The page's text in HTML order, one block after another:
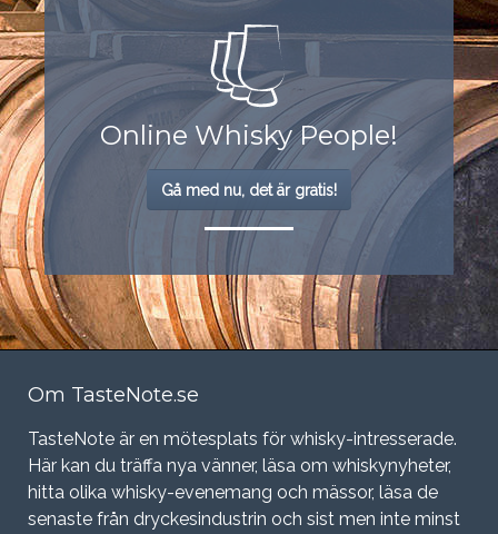
Online Whisky People!
Gå med nu, det är gratis!
Om TasteNote.se
TasteNote är en mötesplats för whisky-intresserade.
Här kan du träffa nya vänner, läsa om whiskynyheter,
hitta olika whisky-evenemang och mässor, läsa de
senaste från dryckesindustrin och sist men inte minst